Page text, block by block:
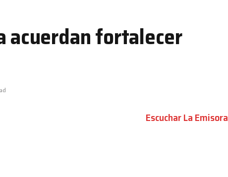
acuerdan fortalecer
Escuchar La Emisora